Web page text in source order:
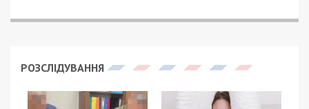
РОЗСЛІДУВАННЯ